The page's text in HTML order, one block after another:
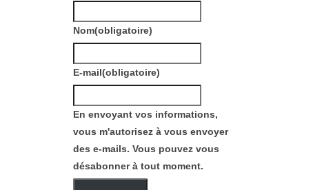
Nom(obligatoire)
E-mail(obligatoire)
En envoyant vos informations,
vous m'autorisez à vous envoyer
des e-mails. Vous pouvez vous
désabonner à tout moment.